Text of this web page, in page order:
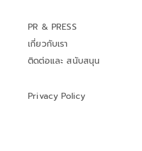
PR & PRESS
เกี่ยวกับเรา
ติดต่อและ สนับสนุน
Privacy Policy